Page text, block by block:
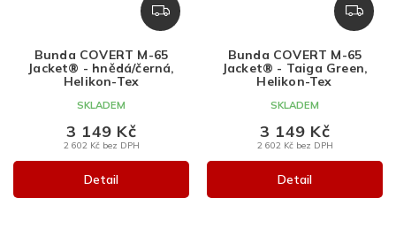
Z
D
R
Bunda COVERT M-65
Jacket® - hnědá/černá,
Helikon-Tex
SKLADEM
2 602 Kč bez DPH
3 149 Kč
Detail
Z
D
R
Bunda COVERT M-65
Jacket® - Taiga Green,
Helikon-Tex
SKLADEM
2 602 Kč bez DPH
3 149 Kč
Detail